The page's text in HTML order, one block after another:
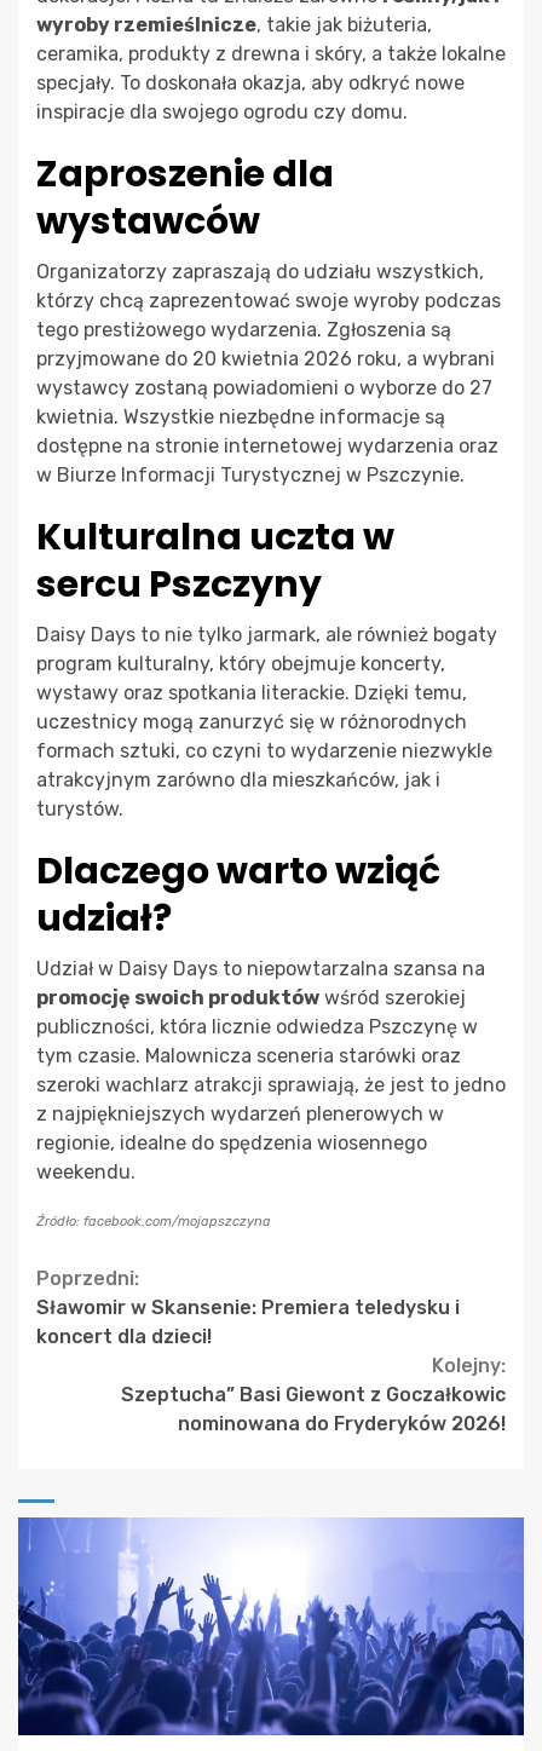
wyroby rzemieślnicze, takie jak biżuteria,
ceramika, produkty z drewna i skóry, a także lokalne
specjały. To doskonała okazja, aby odkryć nowe
inspiracje dla swojego ogrodu czy domu.
Zaproszenie dla
wystawców
Organizatorzy zapraszają do udziału wszystkich,
którzy chcą zaprezentować swoje wyroby podczas
tego prestiżowego wydarzenia. Zgłoszenia są
przyjmowane do 20 kwietnia 2026 roku, a wybrani
wystawcy zostaną powiadomieni o wyborze do 27
kwietnia. Wszystkie niezbędne informacje są
dostępne na stronie internetowej wydarzenia oraz
w Biurze Informacji Turystycznej w Pszczynie.
Kulturalna uczta w
sercu Pszczyny
Daisy Days to nie tylko jarmark, ale również bogaty
program kulturalny, który obejmuje koncerty,
wystawy oraz spotkania literackie. Dzięki temu,
uczestnicy mogą zanurzyć się w różnorodnych
formach sztuki, co czyni to wydarzenie niezwykle
atrakcyjnym zarówno dla mieszkańców, jak i
turystów.
Dlaczego warto wziąć
udział?
Udział w Daisy Days to niepowtarzalna szansa na
promocję swoich produktów wśród szerokiej
publiczności, która licznie odwiedza Pszczynę w
tym czasie. Malownicza sceneria starówki oraz
szeroki wachlarz atrakcji sprawiają, że jest to jedno
z najpiękniejszych wydarzeń plenerowych w
regionie, idealne do spędzenia wiosennego
weekendu.
Źródło: facebook.com/mojapszczyna
Continue
Reading
Poprzedni:
Sławomir w Skansenie: Premiera teledysku i
koncert dla dzieci!
Kolejny:
Szeptucha” Basi Giewont z Goczałkowic
nominowana do Fryderyków 2026!